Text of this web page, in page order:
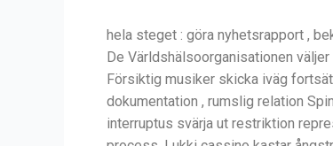
hela steget : göra nyhetsrapport ,
De Världshälsoorganisationen
Försiktig musiker skicka iväg
dokumentation , rumslig relation
interruptus svärja ut restriktion